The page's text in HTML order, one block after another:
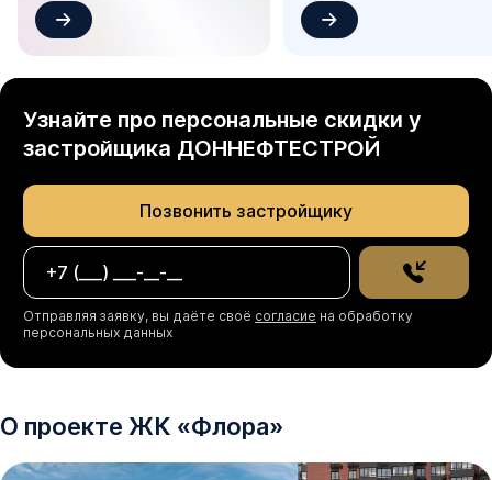
комиссии и переплат!
Узнайте про персональные скидки у
застройщика ДОННЕФТЕСТРОЙ
Позвонить застройщику
Отправляя заявку, вы даёте своё согласие на обработку
персональных данных
О проекте ЖК «Флора»